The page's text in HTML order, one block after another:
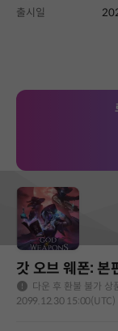
출시일
갓 오브 웨폰: 본
다운 후 환불 불가 상
2099.12.30 15:00(UTC)